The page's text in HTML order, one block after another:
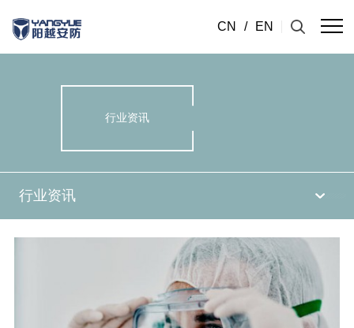
CN / EN
行业资讯
行业资讯